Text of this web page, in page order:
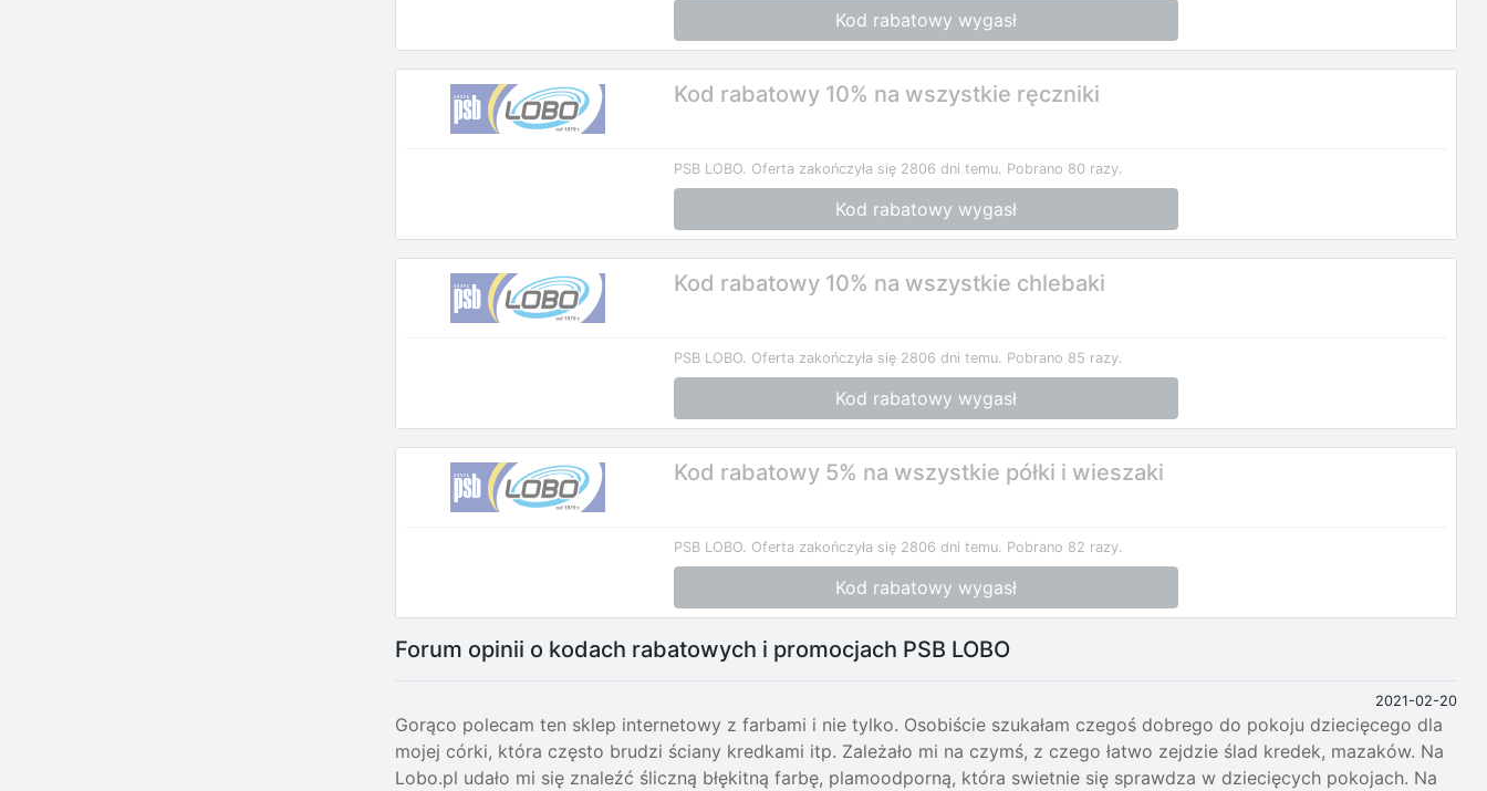
Kod rabatowy wygasł
Kod rabatowy 10% na wszystkie ręczniki
PSB LOBO. Oferta zakończyła się 2806 dni temu. Pobrano 80 razy.
Kod rabatowy wygasł
Kod rabatowy 10% na wszystkie chlebaki
PSB LOBO. Oferta zakończyła się 2806 dni temu. Pobrano 85 razy.
Kod rabatowy wygasł
Kod rabatowy 5% na wszystkie półki i wieszaki
PSB LOBO. Oferta zakończyła się 2806 dni temu. Pobrano 82 razy.
Kod rabatowy wygasł
Forum opinii o kodach rabatowych i promocjach PSB LOBO
2021-02-20
Gorąco polecam ten sklep internetowy z farbami i nie tylko. Osobiście szukałam czegoś dobrego do pokoju dziecięcego dla
mojej córki, która często brudzi ściany kredkami itp. Zależało mi na czymś, z czego łatwo zejdzie ślad kredek, mazaków. Na
Lobo.pl udało mi się znaleźć śliczną błękitną farbę, plamoodporną, która swietnie się sprawdza w dziecięcych pokojach. Na